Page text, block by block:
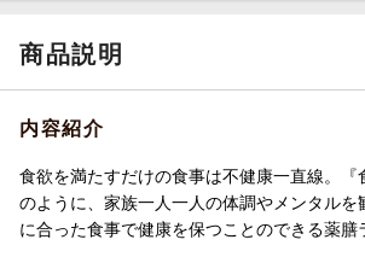
商品説明
内容紹介
食欲を満たすだけの食事は不健康一直線。『
のように、家族一人一人の体調やメンタルを
に合った食事で健康を保つことのできる薬膳